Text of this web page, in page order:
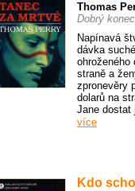
Thomas
Dobrý konec
Napínavá
dávka
ohroženého
straně a
zpronevěry
dolarů na
Jane dostat
více
Kdo